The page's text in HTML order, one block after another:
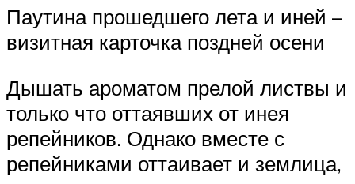
Паутина прошедшего лета и иней –
визитная карточка поздней осени
Дышать ароматом прелой листвы и
только что оттаявших от инея
репейников. Однако вместе с
репейниками оттаивает и землица,